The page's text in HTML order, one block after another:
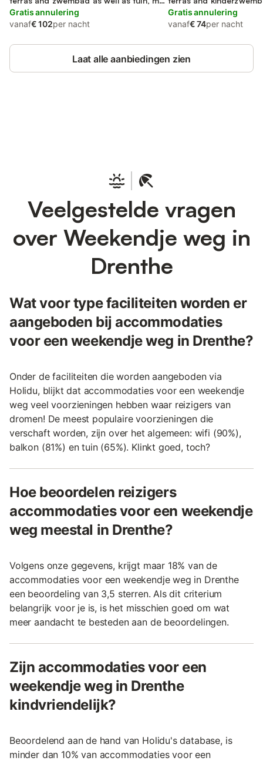
huisdier
Gratis annulering
vanaf€ 102per nacht
tuin
Gratis annulering
vanaf€ 74per nacht
Laat alle aanbiedingen zien
Veelgestelde vragen
over Weekendje weg in
Drenthe
Wat voor type faciliteiten worden er
aangeboden bij accommodaties
voor een weekendje weg in Drenthe?
Onder de faciliteiten die worden aangeboden via
Holidu, blijkt dat accommodaties voor een weekendje
weg veel voorzieningen hebben waar reizigers van
dromen! De meest populaire voorzieningen die
verschaft worden, zijn over het algemeen: wifi (90%),
balkon (81%) en tuin (65%). Klinkt goed, toch?
Hoe beoordelen reizigers
accommodaties voor een weekendje
weg meestal in Drenthe?
Volgens onze gegevens, krijgt maar 18% van de
accommodaties voor een weekendje weg in Drenthe
een beoordeling van 3,5 sterren. Als dit criterium
belangrijk voor je is, is het misschien goed om wat
meer aandacht te besteden aan de beoordelingen.
Zijn accommodaties voor een
weekendje weg in Drenthe
kindvriendelijk?
Beoordelend aan de hand van Holidu's database, is
minder dan 10% van accommodaties voor een